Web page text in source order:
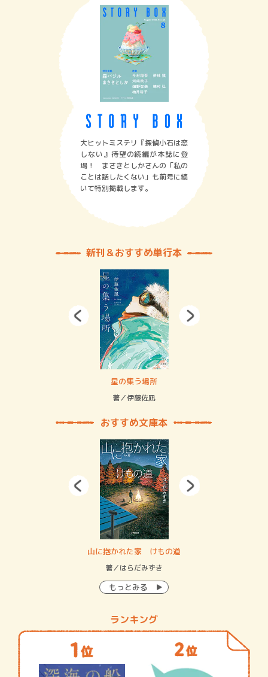
大ヒットミステリ『探偵小石は恋
しない』待望の続編が本誌に登
場！ まさきとしかさんの「私の
ことは話したくない」も前号に続
いて特別掲載します。
新刊＆おすすめ単行本
星の集う場所
著／伊藤佐凪
おすすめ文庫本
山に抱かれた家 けもの道
著／はらだみずき
もっとみる
ランキング